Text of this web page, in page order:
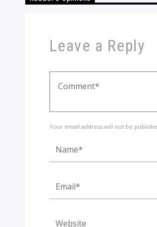
Leave a Reply
Your email address will not be